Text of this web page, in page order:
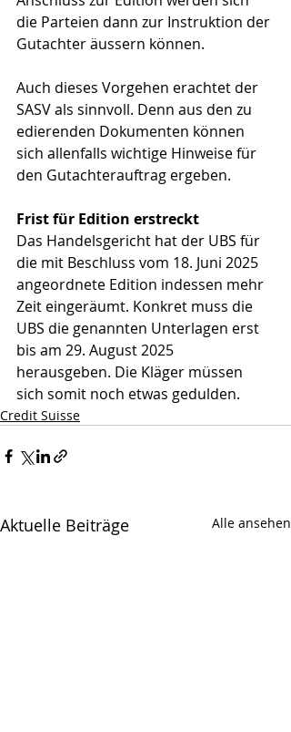
die Parteien dann zur Instruktion der
Gutachter äussern können.
Auch dieses Vorgehen erachtet der
SASV als sinnvoll. Denn aus den zu
edierenden Dokumenten können
sich allenfalls wichtige Hinweise für
den Gutachterauftrag ergeben.
Frist für Edition erstreckt
Das Handelsgericht hat der UBS für
die mit Beschluss vom 18. Juni 2025
angeordnete Edition indessen mehr
Zeit eingeräumt. Konkret muss die
UBS die genannten Unterlagen erst
bis am 29. August 2025
herausgeben. Die Kläger müssen
sich somit noch etwas gedulden.
Credit Suisse
Aktuelle Beiträge Alle ansehen